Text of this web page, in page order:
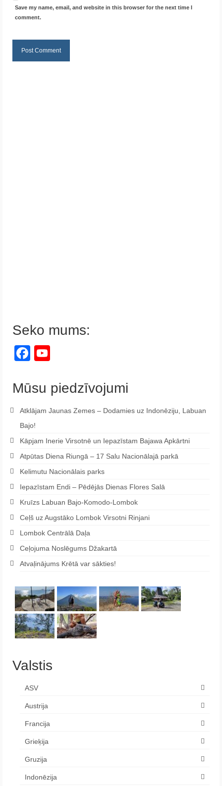
Save my name, email, and website in this browser for the next time I
comment.
Seko mums:
Facebook
Mūsu piedzīvojumi
Atklājam Jaunas Zemes – Dodamies uz Indonēziju, Labuan
Bajo!
Kāpjam Inerie Virsotnē un Iepazīstam Bajawa Apkārtni
Atpūtas Diena Riungā – 17 Salu Nacionālajā parkā
Kelimutu Nacionālais parks
Iepazīstam Endi – Pēdējās Dienas Flores Salā
Kruīzs Labuan Bajo-Komodo-Lombok
Ceļš uz Augstāko Lombok Virsotni Rinjani
Lombok Centrālā Daļa
Ceļojuma Noslēgums Džakartā
Atvaļinājums Krētā var sākties!
Valstis
ASV
Austrija
Francija
Grieķija
Gruzija
Indonēzija